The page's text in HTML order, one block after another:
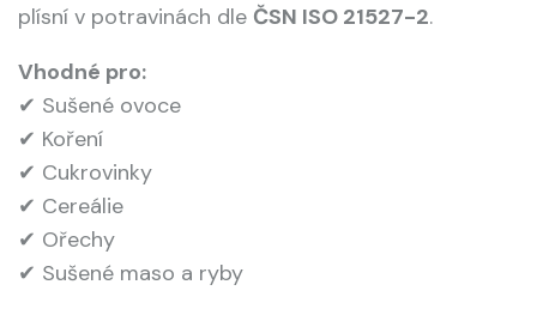
plísní v potravinách dle ČSN ISO 21527-2.
Vhodné pro:
✔ Sušené ovoce
✔ Koření
✔ Cukrovinky
✔ Cereálie
✔ Ořechy
✔ Sušené maso a ryby